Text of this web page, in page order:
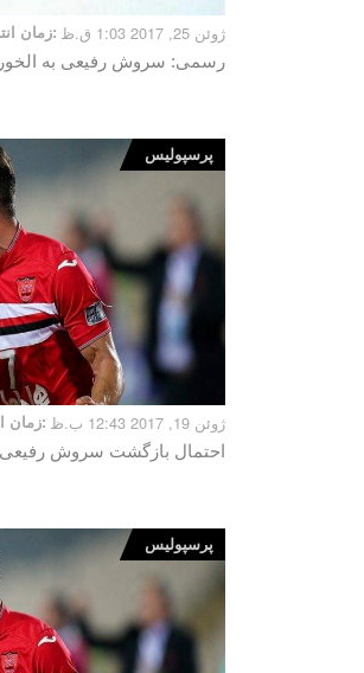
زمان انتشار: ژوئن 25, 2017 1:03 ق.ظ
رسمی: سروش رفیعی به
پرسپولیس
زمان انتشار: ژوئن 19, 2017 12:43 ب.ظ
احتمال بازگشت سروش
پرسپولیس